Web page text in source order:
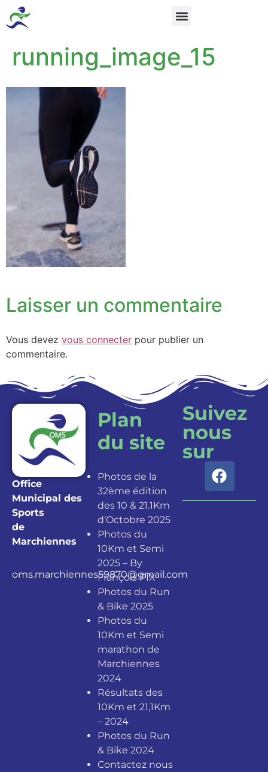
running_image_15
Laisser un commentaire
Vous devez vous connecter pour publier un
commentaire.
Office
Municipal des
Sports
de
Marchiennes
oms.marchiennes59870@gmail.com
Plan
du site
Photos de la
32ème édition
des 10 & 21.1Km
d’Octobre 2025
Photos du
10Km et Semi
2025 – By
François PIX
Photos du Run
& Bike 2025
Photos du
10Km et Semi
marathon de
Marchiennes
2024
Résultats des
10Km et 21,1Km
– 2024
Photos du Run
& Bike 2024
Contactez nous
Suivez
nous
sur